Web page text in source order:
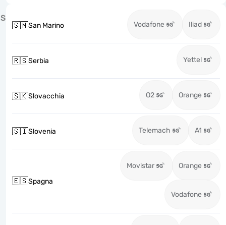
S
🇸🇲San Marino Vodafone Iliad
🇷🇸Serbia Yettel
🇸🇰Slovacchia O2 Orange
🇸🇮Slovenia Telemach A1
🇪🇸Spagna
Movistar Orange
Vodafone